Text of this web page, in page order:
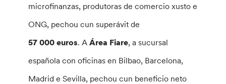
microfinanzas, produtoras de comercio xusto e
ONG, pechou cun superávit de
57 000 euros. AÁrea Fiare, a sucursal
española con oficinas en Bilbao, Barcelona,
Madrid e Sevilla, pechou cun beneficio neto